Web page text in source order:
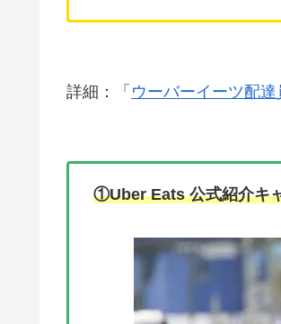
詳細：「 ウーバーイーツ配
①Uber Eats 公式紹介キ